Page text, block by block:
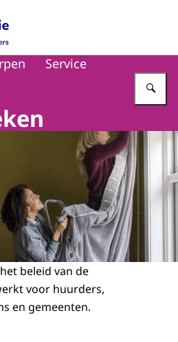
Huurcommissie
Service
beleid van de
voor huurders,
en gemeenten.